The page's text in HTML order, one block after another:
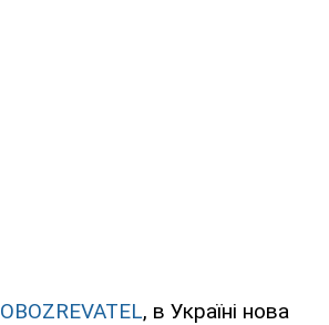
OBOZREVATEL, в Україні нова